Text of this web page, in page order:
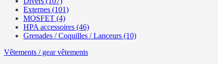
Externes (101)
MOSFET (4)
HPA accessoires (46)
Grenades / Coquilles / Lanceurs (10)
Vêtements / gear vêtements